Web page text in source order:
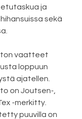
etutaskua ja
sekä
vaatteet
loppuun
ajatellen.
on Joutsen-,
-merkitty.
puuvilla on